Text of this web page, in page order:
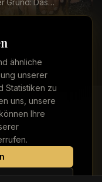
ähnliche
unserer
Statistiken zu
uns, unsere
Ihre
Grund: Das
erwerben wollten...
buchen